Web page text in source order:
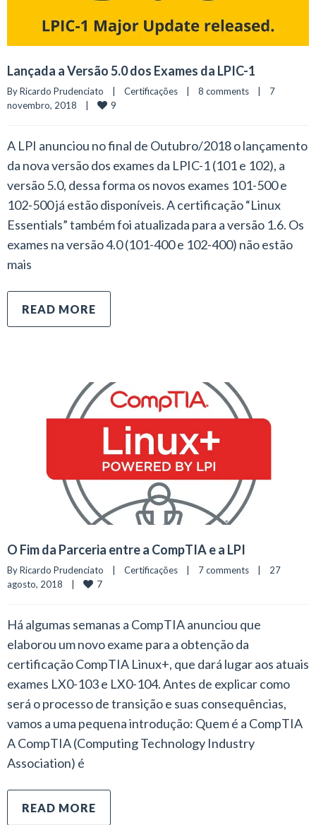
Lançada a Versão 5.0 dos Exames da LPIC-1
By Ricardo Prudenciato Certificações 8 comments
7
novembro, 2018
9
A LPI anunciou no final de Outubro/2018 o lançamento
da nova versão dos exames da LPIC-1 (101 e 102), a
versão 5.0, dessa forma os novos exames 101-500 e
102-500 já estão disponíveis. A certificação “Linux
Essentials” também foi atualizada para a versão 1.6. Os
exames na versão 4.0 (101-400 e 102-400) não estão
mais
READ MORE
O Fim da Parceria entre a CompTIA e a LPI
By Ricardo Prudenciato Certificações 7 comments
27
agosto, 2018
7
Há algumas semanas a CompTIA anunciou que
elaborou um novo exame para a obtenção da
certificação CompTIA Linux+, que dará lugar aos atuais
exames LX0-103 e LX0-104. Antes de explicar como
será o processo de transição e suas consequências,
vamos a uma pequena introdução: Quem é a CompTIA
A CompTIA (Computing Technology Industry
Association) é
READ MORE